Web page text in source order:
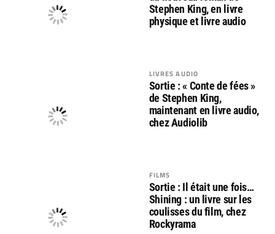
Stephen King, en livre
physique et livre audio
LIVRES AUDIO
Sortie : « Conte de fées »
de Stephen King,
maintenant en livre audio,
chez Audiolib
FILMS
Sortie : Il était une fois…
Shining : un livre sur les
coulisses du film, chez
Rockyrama